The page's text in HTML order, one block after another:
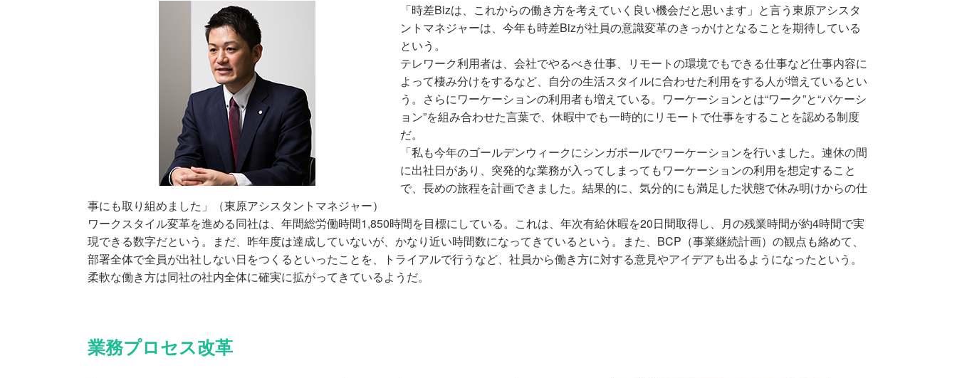
「時差Bizは、これからの働き方を考えていく良い機会だと思います」と言う東原アシスタ
ントマネジャーは、今年も時差Bizが社員の意識変革のきっかけとなることを期待している
という。
テレワーク利用者は、会社でやるべき仕事、リモートの環境でもできる仕事など仕事内容に
よって棲み分けをするなど、自分の生活スタイルに合わせた利用をする人が増えているとい
う。さらにワーケーションの利用者も増えている。ワーケーションとは“ワーク”と“バケーシ
ョン”を組み合わせた言葉で、休暇中でも一時的にリモートで仕事をすることを認める制度
だ。
「私も今年のゴールデンウィークにシンガポールでワーケーションを行いました。連休の間
に出社日があり、突発的な業務が入ってしまってもワーケーションの利用を想定すること
で、長めの旅程を計画できました。結果的に、気分的にも満足した状態で休み明けからの仕
事にも取り組めました」（東原アシスタントマネジャー）
ワークスタイル変革を進める同社は、年間総労働時間1,850時間を目標にしている。これは、年次有給休暇を20日間取得し、月の残業時間が約4時間で実
現できる数字だという。まだ、昨年度は達成していないが、かなり近い時間数になってきているという。また、BCP（事業継続計画）の観点も絡めて、
部署全体で全員が出社しない日をつくるといったことを、トライアルで行うなど、社員から働き方に対する意見やアイデアも出るようになったという。
柔軟な働き方は同社の社内全体に確実に拡がってきているようだ。
業務プロセス改革